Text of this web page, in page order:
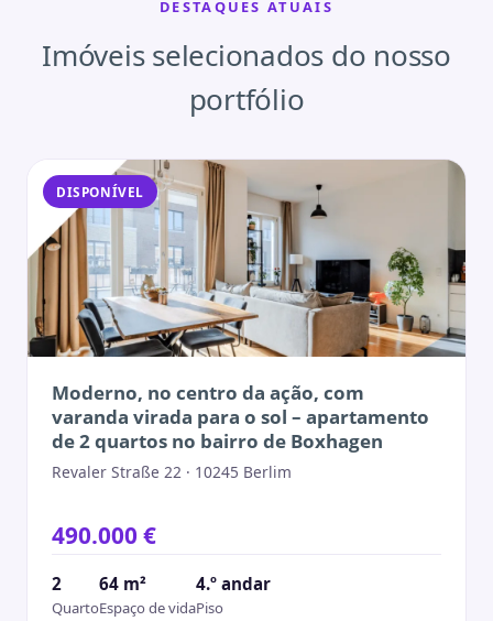
DESTAQUES ATUAIS
Imóveis selecionados do nosso
portfólio
DISPONÍVEL
Moderno, no centro da ação, com
varanda virada para o sol – apartamento
de 2 quartos no bairro de Boxhagen
Revaler Straße 22 · 10245 Berlim
490.000 €
2
Quarto
64 m²
Espaço de vida
4.º andar
Piso